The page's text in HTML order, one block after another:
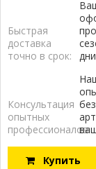
Быстрая
доставка
точно в срок:
Консультация
опытных
профессионалов:
Купить